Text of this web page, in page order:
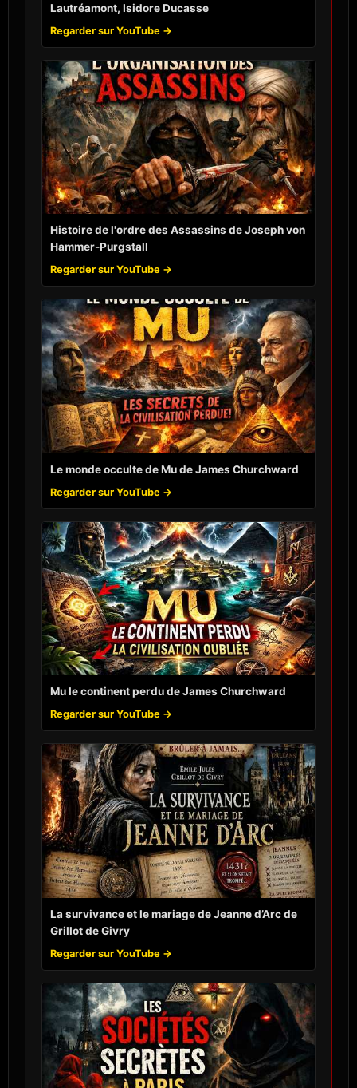
Lautréamont, Isidore Ducasse
Regarder sur YouTube →
Histoire de l'ordre des Assassins de Joseph von
Hammer-Purgstall
Regarder sur YouTube →
Le monde occulte de Mu de James Churchward
Regarder sur YouTube →
Mu le continent perdu de James Churchward
Regarder sur YouTube →
La survivance et le mariage de Jeanne d’Arc de
Grillot de Givry
Regarder sur YouTube →